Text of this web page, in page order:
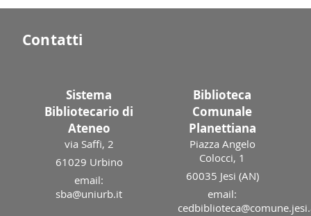
Contatti
Sistema
Bibliotecario di
Ateneo
via Saffi, 2
61029 Urbino
email:
sba@uniurb.it
Biblioteca
Comunale
Planettiana
Piazza Angelo
Colocci, 1
60035 Jesi (AN)
email: